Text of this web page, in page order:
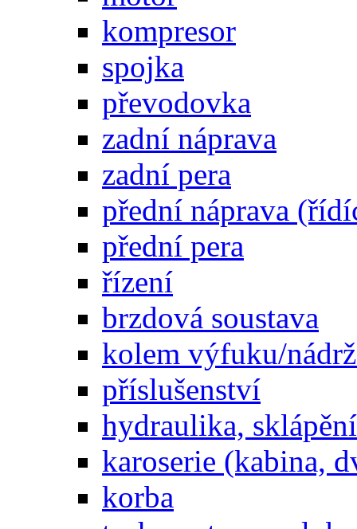
kompresor
spojka
převodovka
zadní náprava
zadní pera
přední náprava
přední pera
řízení
brzdová soustava
kolem výfuku/
příslušenství
hydraulika, sklápění
karoserie (kabina,
korba